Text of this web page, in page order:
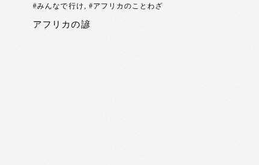
#みんなで行け
#アフリカのことわざ
アフリカの諺